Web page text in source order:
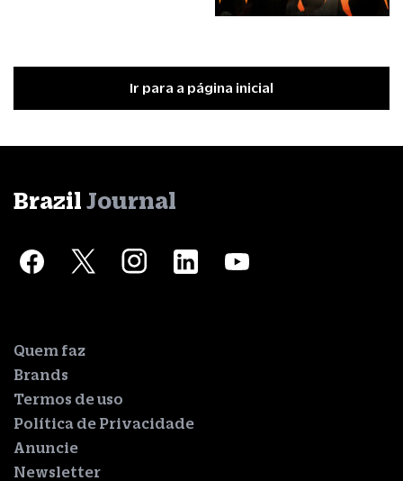
Ir para a página inicial
Brazil Journal
Quem faz
Brands
Termos de uso
Política de Privacidade
Anuncie
Newsletter